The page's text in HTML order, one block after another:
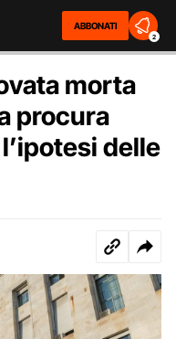
ABBONATI
2
morta
procura
delle